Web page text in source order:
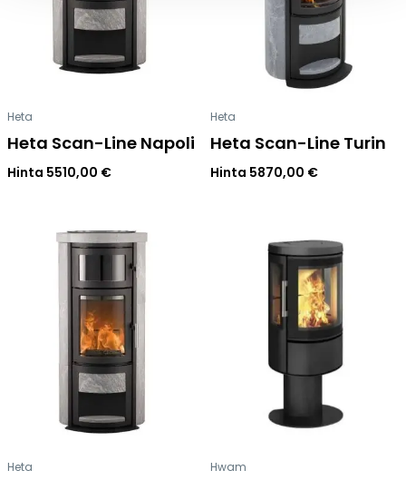
Heta
Heta Scan-Line Napoli
Hinta 5510,00 €
Heta
Heta Scan-Line Turin
Hinta 5870,00 €
Heta Hwam